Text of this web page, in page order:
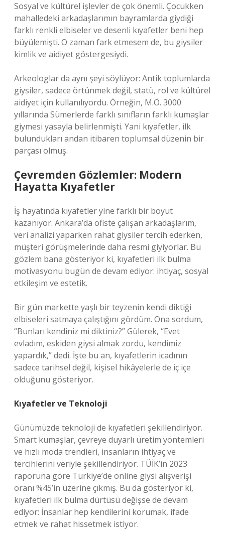
Sosyal ve kültürel işlevler de çok önemli. Çocukken
mahalledeki arkadaşlarımın bayramlarda giydiği
farklı renkli elbiseler ve desenli kıyafetler beni hep
büyülemişti. O zaman fark etmesem de, bu giysiler
kimlik ve aidiyet göstergesiydi.
Arkeologlar da aynı şeyi söylüyor: Antik toplumlarda
giysiler, sadece örtünmek değil, statü, rol ve kültürel
aidiyet için kullanılıyordu. Örneğin, M.Ö. 3000
yıllarında Sümerlerde farklı sınıfların farklı kumaşlar
giymesi yasayla belirlenmişti. Yani kıyafetler, ilk
bulundukları andan itibaren toplumsal düzenin bir
parçası olmuş.
Çevremden Gözlemler: Modern
Hayatta Kıyafetler
İş hayatında kıyafetler yine farklı bir boyut
kazanıyor. Ankara’da ofiste çalışan arkadaşlarım,
veri analizi yaparken rahat giysiler tercih ederken,
müşteri görüşmelerinde daha resmi giyiyorlar. Bu
gözlem bana gösteriyor ki, kıyafetleri ilk bulma
motivasyonu bugün de devam ediyor: ihtiyaç, sosyal
etkileşim ve estetik.
Bir gün markette yaşlı bir teyzenin kendi diktiği
elbiseleri satmaya çalıştığını gördüm. Ona sordum,
“Bunları kendiniz mi diktiniz?” Gülerek, “Evet
evladım, eskiden giysi almak zordu, kendimiz
yapardık,” dedi. İşte bu an, kıyafetlerin icadının
sadece tarihsel değil, kişisel hikâyelerle de iç içe
olduğunu gösteriyor.
Kıyafetler ve Teknoloji
Günümüzde teknoloji de kıyafetleri şekillendiriyor.
Smart kumaşlar, çevreye duyarlı üretim yöntemleri
ve hızlı moda trendleri, insanların ihtiyaç ve
tercihlerini veriyle şekillendiriyor. TÜİK’in 2023
raporuna göre Türkiye’de online giysi alışverişi
oranı %45’in üzerine çıkmış. Bu da gösteriyor ki,
kıyafetleri ilk bulma dürtüsü değişse de devam
ediyor: İnsanlar hep kendilerini korumak, ifade
etmek ve rahat hissetmek istiyor.